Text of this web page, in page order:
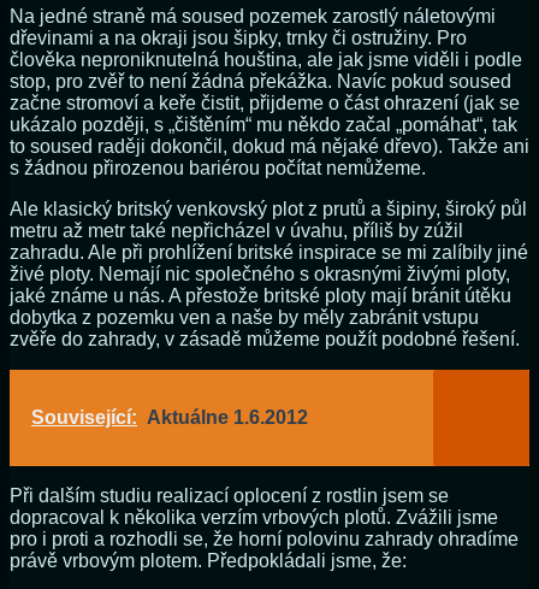
Na jedné straně má soused pozemek zarostlý náletovými
dřevinami a na okraji jsou šipky, trnky či ostružiny. Pro
člověka neproniknutelná houština, ale jak jsme viděli i podle
stop, pro zvěř to není žádná překážka. Navíc pokud soused
začne stromoví a keře čistit, přijdeme o část ohrazení (jak se
ukázalo později, s „čištěním“ mu někdo začal „pomáhat“, tak
to soused raději dokončil, dokud má nějaké dřevo). Takže ani
s žádnou přirozenou bariérou počítat nemůžeme.
Ale klasický britský venkovský plot z prutů a šipiny, široký půl
metru až metr také nepřicházel v úvahu, příliš by zúžil
zahradu. Ale při prohlížení britské inspirace se mi zalíbily jiné
živé ploty. Nemají nic společného s okrasnými živými ploty,
jaké známe u nás. A přestože britské ploty mají bránit útěku
dobytka z pozemku ven a naše by měly zabránit vstupu
zvěře do zahrady, v zásadě můžeme použít podobné řešení.
Související: Aktuálne 1.6.2012
Při dalším studiu realizací oplocení z rostlin jsem se
dopracoval k několika verzím vrbových plotů. Zvážili jsme
pro i proti a rozhodli se, že horní polovinu zahrady ohradíme
právě vrbovým plotem. Předpokládali jsme, že: